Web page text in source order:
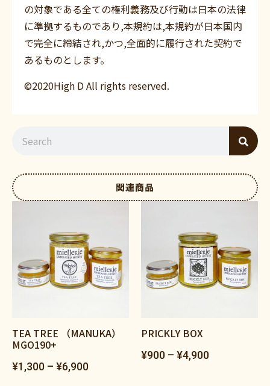
の対象である全ての権利義務及び行動は日本の法律
に準拠するものであり,本規約は,本規約が日本国内
で完全に締結され,かつ,全面的に履行された契約で
あるものとします。
©2020High D All rights reserved.
関連商品
TEA TREE （MANUKA）
MGO190+
¥1,300 – ¥6,900
PRICKLY BOX
¥900 – ¥4,900